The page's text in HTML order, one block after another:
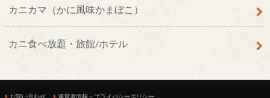
カニカマ（かに風味かまぼこ）
カニ食べ放題・旅館/ホテル
お問い合わせ 運営者情報・プライバシーポリシー